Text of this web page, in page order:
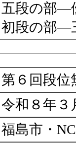
五段の部―
初段の部―
第６回段位
令和８年３
福島市・